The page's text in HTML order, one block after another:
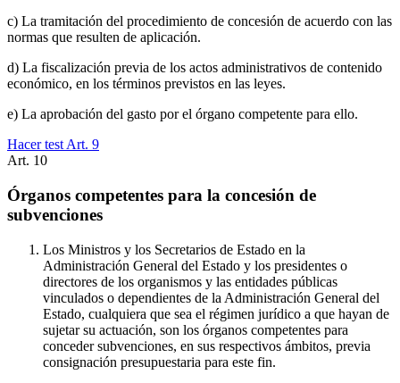
c) La tramitación del procedimiento de concesión de acuerdo con las
normas que resulten de aplicación.
d) La fiscalización previa de los actos administrativos de contenido
económico, en los términos previstos en las leyes.
e) La aprobación del gasto por el órgano competente para ello.
Hacer test Art. 9
Art. 10
Órganos competentes para la concesión de
subvenciones
Los Ministros y los Secretarios de Estado en la
Administración General del Estado y los presidentes o
directores de los organismos y las entidades públicas
vinculados o dependientes de la Administración General del
Estado, cualquiera que sea el régimen jurídico a que hayan de
sujetar su actuación, son los órganos competentes para
conceder subvenciones, en sus respectivos ámbitos, previa
consignación presupuestaria para este fin.